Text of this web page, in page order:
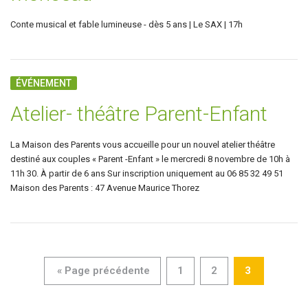
Conte musical et fable lumineuse - dès 5 ans | Le SAX | 17h
ÉVÉNEMENT
Atelier- théâtre Parent-Enfant
La Maison des Parents vous accueille pour un nouvel atelier théâtre
destiné aux couples « Parent -Enfant » le mercredi 8 novembre de 10h à
11h 30. À partir de 6 ans Sur inscription uniquement au 06 85 32 49 51
Maison des Parents : 47 Avenue Maurice Thorez
« Page précédente 1 2 3